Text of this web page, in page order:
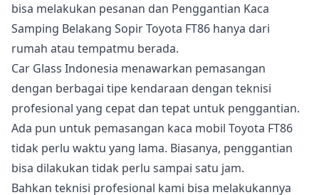
bisa melakukan pesanan dan Penggantian Kaca
Samping Belakang Sopir Toyota FT86 hanya dari
rumah atau tempatmu berada.
Car Glass Indonesia menawarkan pemasangan
dengan berbagai tipe kendaraan dengan teknisi
profesional yang cepat dan tepat untuk penggantian.
Ada pun untuk pemasangan kaca mobil Toyota FT86
tidak perlu waktu yang lama. Biasanya, penggantian
bisa dilakukan tidak perlu sampai satu jam.
Bahkan teknisi profesional kami bisa melakukannya